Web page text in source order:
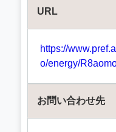
URL
https://
o/energy/
お問い合わせ先